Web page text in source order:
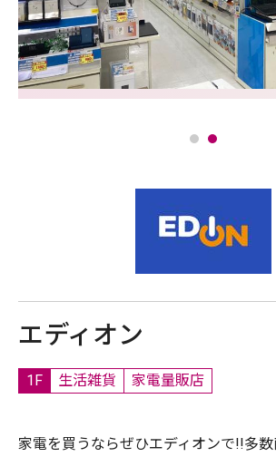
エディオン
1F 生活雑貨 家電量販店
家電を買うならぜひエディオンで!!多